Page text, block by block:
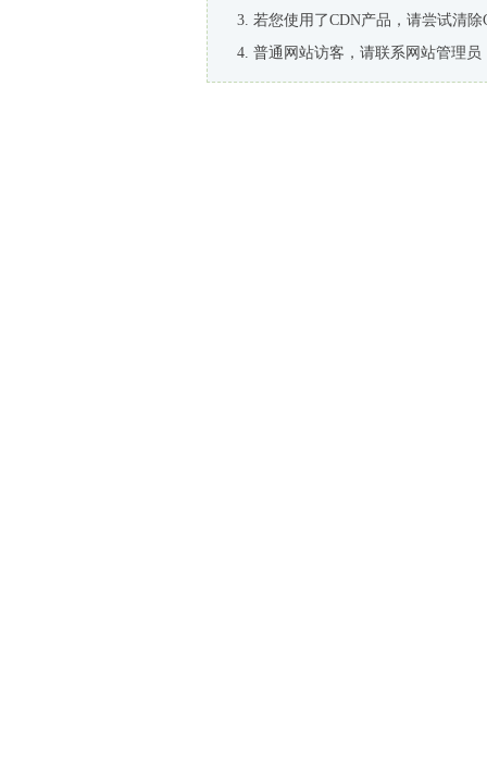
若您使用了CDN产品，请尝试清除
普通网站访客，请联系网站管理员